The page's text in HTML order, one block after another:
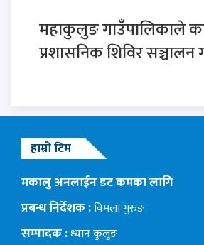
महाकुलुङ गाउँपालिकाले
प्रशासनिक शिविर सञ्चालन
हाम्रो टिम
मकालु अनलाईन डट कमका लागि
प्रबन्ध निर्देशक :विमला गुरुङ
सम्पादक :ध्यान कुलुङ